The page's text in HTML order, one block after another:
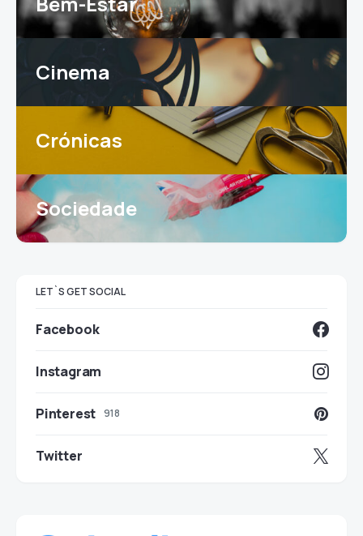
Cinema
Crónicas
Sociedade
LET`S GET SOCIAL
Facebook
Instagram
Pinterest 918
Twitter